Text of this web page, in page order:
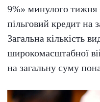
9%» минулого тижня
пільговий кредит на
Загальна кількість
широкомасштабної
на загальну суму